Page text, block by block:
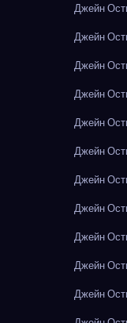
Джейн
Джейн
Джейн
Джейн
Джейн
Джейн
Джейн
Джейн
Джейн
Джейн
Джейн